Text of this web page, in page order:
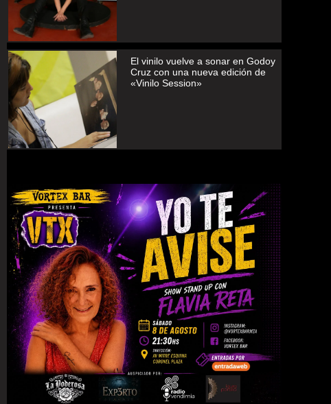
El vinilo vuelve a sonar en Godoy
Cruz con una nueva edición de
«Vinilo Session»